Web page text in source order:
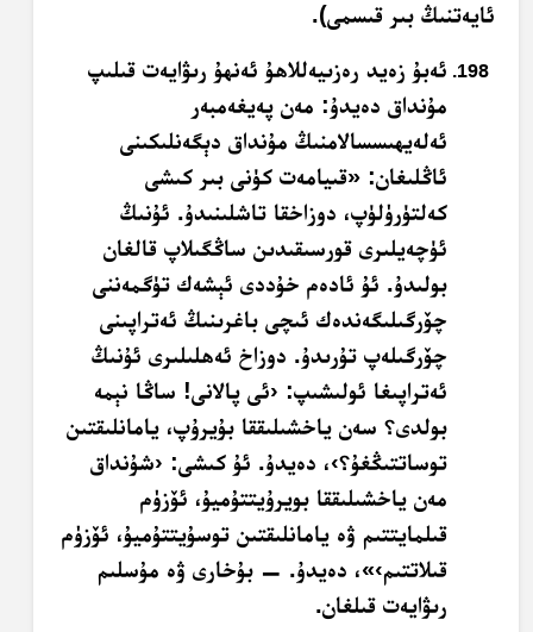
ئايەتنىڭ بىر قىسمى).
ئەبۇ زەيد رەزىيەللاھۇ ئەنھۇ رىۋايەت قىلىپ
مۇنداق دەيدۇ: مەن پەيغەمبەر
ئەلەيھىسسالامنىڭ مۇنداق دېگەنلىكىنى
ئاڭلىغان: «قىيامەت كۈنى بىر كىشى
كەلتۈرۈلۈپ، دوزاخقا تاشلىنىدۇ. ئۇنىڭ
ئۈچەيلىرى قورسىقىدىن ساڭگىلاپ قالغان
بولىدۇ. ئۇ ئادەم خۇددى ئېشەك تۈگمەننى
چۆرگىلىگەندەك ئىچى باغرىنىڭ ئەتراپىنى
چۆرگىلەپ تۇرىدۇ. دوزاخ ئەھلىلىرى ئۇنىڭ
ئەتراپىغا ئولىشىپ: ‹ئى پالانى! ساڭا نېمە
بولدى؟ سەن ياخشىلىققا بۇيرۇپ، يامانلىقتىن
توساتتىڭغۇ؟›، دەيدۇ. ئۇ كىشى: ‹شۇنداق
مەن ياخشىلىققا بويرۇيتتۇميۇ، ئۆزۈم
قىلمايتتىم ۋە يامانلىقتىن توسۇيتتۇميۇ، ئۆزۈم
قىلاتتىم›»، دەيدۇ. — بۇخارى ۋە مۇسلىم
رىۋايەت قىلغان.